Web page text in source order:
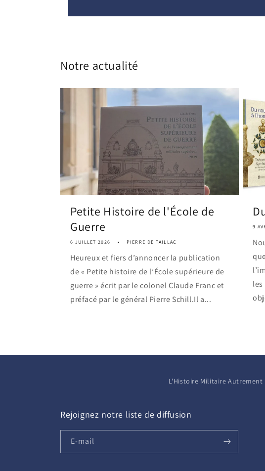
Notre actualité
Petite Histoire de l'École de
Guerre
6 JUILLET 2026 PIERRE DE TAILLAC
Heureux et fiers d’annoncer la publication
de « Petite histoire de l’École supérieure de
guerre » écrit par le colonel Claude Franc et
préfacé par le général Pierre Schill.Il a...
9
L'Histoire Militaire Autrement
Rejoignez notre liste de diffusion
E-mail